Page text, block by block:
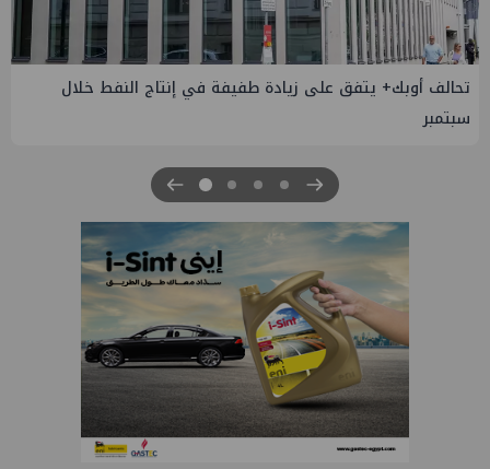
إسدال الستار على النسخة الثانية من "منتدى مصر للطاقة
والصناعة 2026" بنجاح